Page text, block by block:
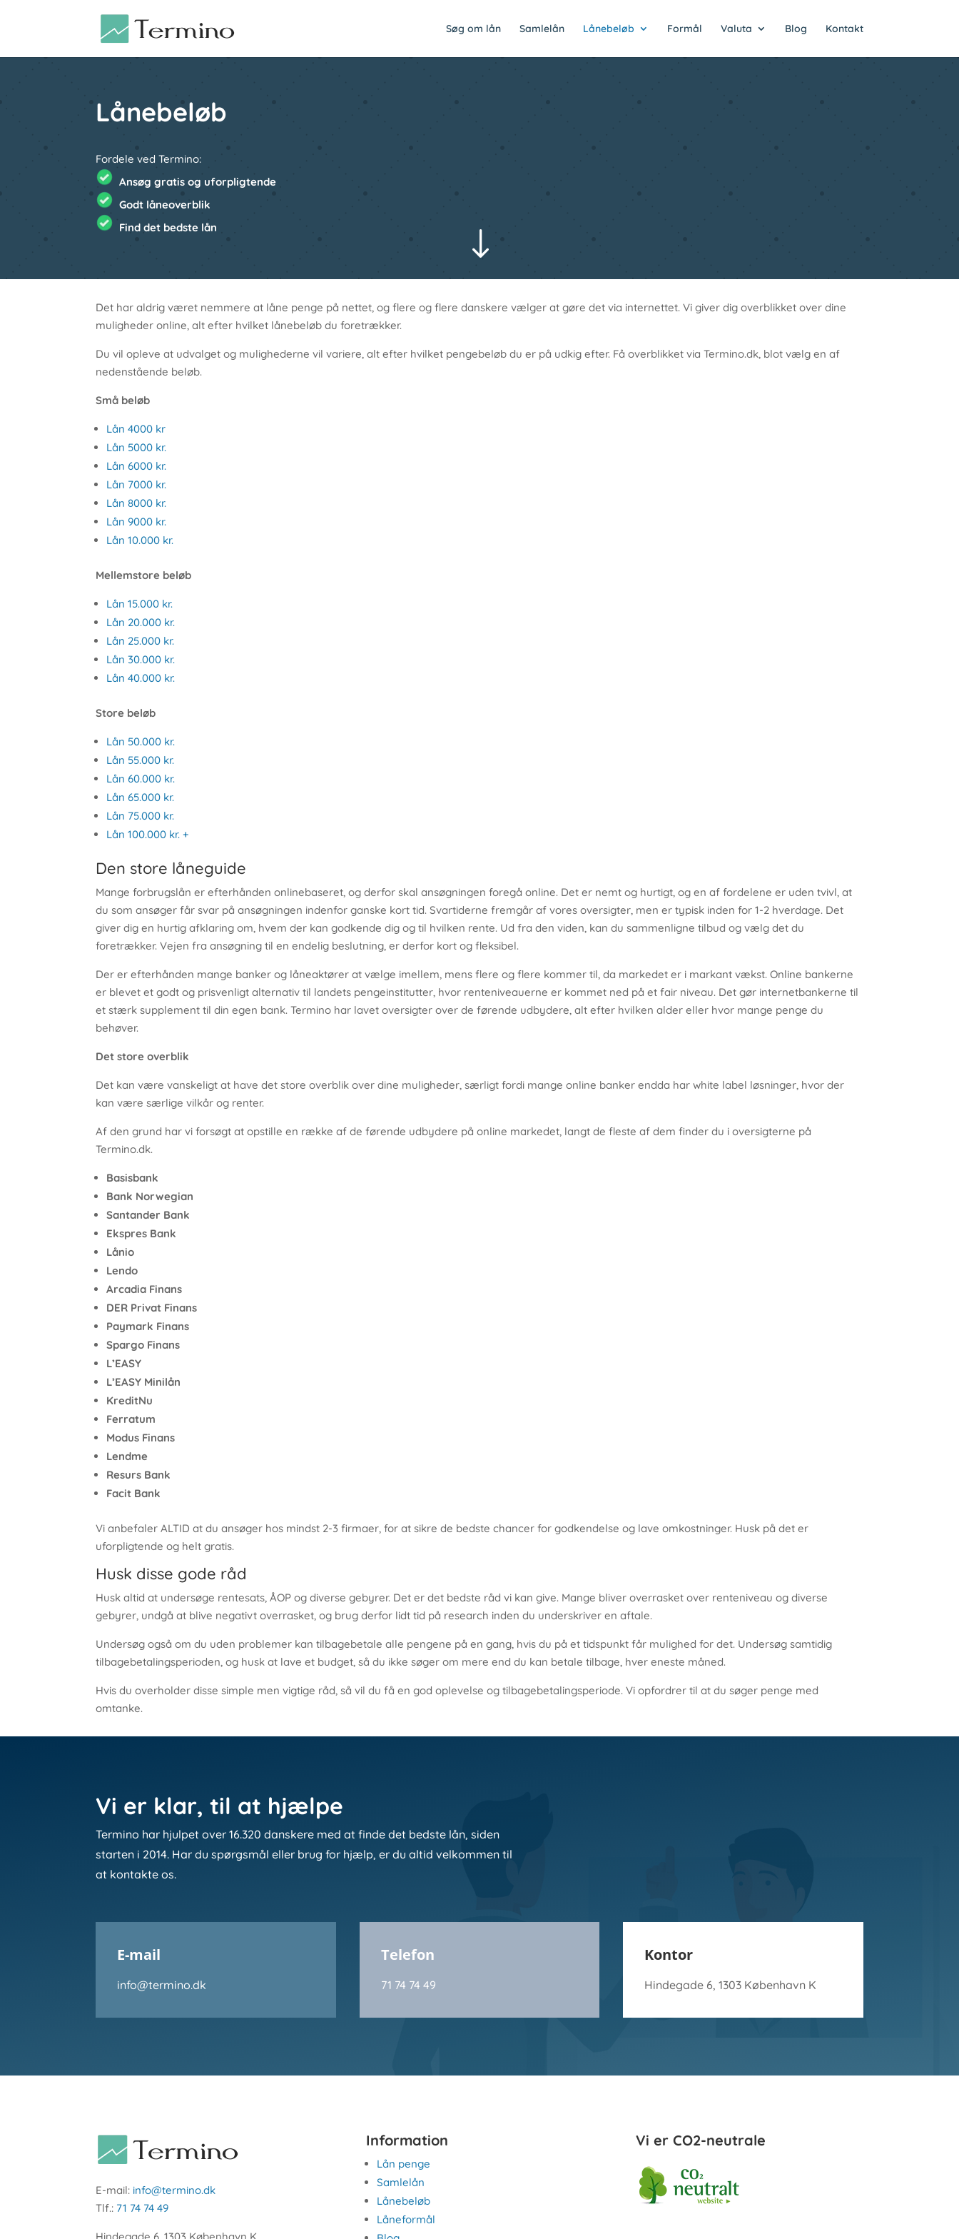
Søg om lån Samlelån Lånebeløb Formål Valuta Blog Kontakt
Lånebeløb
Fordele ved Termino:
Ansøg gratis og uforpligtende
Godt låneoverblik
Find det bedste lån
"
Det har aldrig været nemmere at låne penge på nettet, og flere og flere danskere vælger at gøre det via internettet. Vi giver dig overblikket over dine
muligheder online, alt efter hvilket lånebeløb du foretrækker.
Du vil opleve at udvalget og mulighederne vil variere, alt efter hvilket pengebeløb du er på udkig efter. Få overblikket via Termino.dk, blot vælg en af
nedenstående beløb.
Små beløb
Lån 4000 kr
Lån 5000 kr.
Lån 6000 kr.
Lån 7000 kr.
Lån 8000 kr.
Lån 9000 kr.
Lån 10.000 kr.
Mellemstore beløb
Lån 15.000 kr.
Lån 20.000 kr.
Lån 25.000 kr.
Lån 30.000 kr.
Lån 40.000 kr.
Store beløb
Lån 50.000 kr.
Lån 55.000 kr.
Lån 60.000 kr.
Lån 65.000 kr.
Lån 75.000 kr.
Lån 100.000 kr. +
Den store låneguide
Mange forbrugslån er efterhånden onlinebaseret, og derfor skal ansøgningen foregå online. Det er nemt og hurtigt, og en af fordelene er uden tvivl, at
du som ansøger får svar på ansøgningen indenfor ganske kort tid. Svartiderne fremgår af vores oversigter, men er typisk inden for 1-2 hverdage. Det
giver dig en hurtig afklaring om, hvem der kan godkende dig og til hvilken rente. Ud fra den viden, kan du sammenligne tilbud og vælg det du
foretrækker. Vejen fra ansøgning til en endelig beslutning, er derfor kort og fleksibel.
Der er efterhånden mange banker og låneaktører at vælge imellem, mens flere og flere kommer til, da markedet er i markant vækst. Online bankerne
er blevet et godt og prisvenligt alternativ til landets pengeinstitutter, hvor renteniveauerne er kommet ned på et fair niveau. Det gør internetbankerne til
et stærk supplement til din egen bank. Termino har lavet oversigter over de førende udbydere, alt efter hvilken alder eller hvor mange penge du
behøver.
Det store overblik
Det kan være vanskeligt at have det store overblik over dine muligheder, særligt fordi mange online banker endda har white label løsninger, hvor der
kan være særlige vilkår og renter.
Af den grund har vi forsøgt at opstille en række af de førende udbydere på online markedet, langt de fleste af dem finder du i oversigterne på
Termino.dk.
Basisbank
Bank Norwegian
Santander Bank
Ekspres Bank
Lånio
Lendo
Arcadia Finans
DER Privat Finans
Paymark Finans
Spargo Finans
L’EASY
L’EASY Minilån
KreditNu
Ferratum
Modus Finans
Lendme
Resurs Bank
Facit Bank
Vi anbefaler ALTID at du ansøger hos mindst 2-3 firmaer, for at sikre de bedste chancer for godkendelse og lave omkostninger. Husk på det er
uforpligtende og helt gratis.
Husk disse gode råd
Husk altid at undersøge rentesats, ÅOP og diverse gebyrer. Det er det bedste råd vi kan give. Mange bliver overrasket over renteniveau og diverse
gebyrer, undgå at blive negativt overrasket, og brug derfor lidt tid på research inden du underskriver en aftale.
Undersøg også om du uden problemer kan tilbagebetale alle pengene på en gang, hvis du på et tidspunkt får mulighed for det. Undersøg samtidig
tilbagebetalingsperioden, og husk at lave et budget, så du ikke søger om mere end du kan betale tilbage, hver eneste måned.
Hvis du overholder disse simple men vigtige råd, så vil du få en god oplevelse og tilbagebetalingsperiode. Vi opfordrer til at du søger penge med
omtanke.
Vi er klar, til at hjælpe
Termino har hjulpet over 16.320 danskere med at finde det bedste lån, siden
starten i 2014. Har du spørgsmål eller brug for hjælp, er du altid velkommen til
at kontakte os.
E-mail
info@termino.dk
Telefon
71 74 74 49
Kontor
Hindegade 6, 1303 København K
E-mail: info@termino.dk
Tlf.: 71 74 74 49
Information
Lån penge
Samlelån
Lånebeløb
Låneformål
Vi er CO2-neutrale